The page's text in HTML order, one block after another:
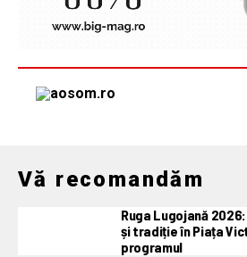
Vă recomandăm
Ruga Lugojană
și tradiție în Piața
programul